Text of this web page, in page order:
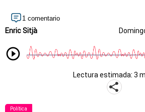
1 comentario
Enric Sitjà
Lectura estimada: 3
Política